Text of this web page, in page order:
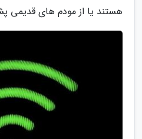
هستند یا از مودم های قدیمی